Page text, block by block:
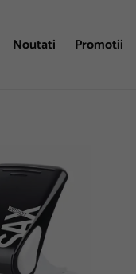
Noutati Promotii